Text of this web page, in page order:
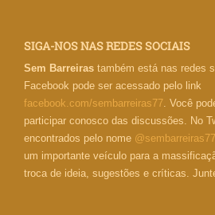
SIGA-NOS NAS REDES SOCIAIS
Sem Barreiras também está nas redes
Facebook pode ser acessado pelo link
facebook.com/sembarreiras77 . Você
participar conosco das discussões. No
encontrados pelo nome @sembarreiras77
um importante veículo para a
troca de ideia, sugestões e críticas.